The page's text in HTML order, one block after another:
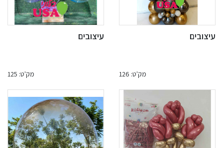
עיצובים
מק'ט: 126
עיצובים
מק'ט: 125